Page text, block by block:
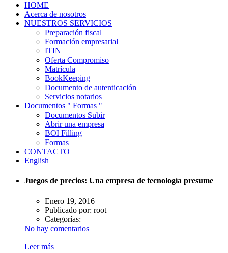
HOME
Acerca de nosotros
NUESTROS SERVICIOS
Preparación fiscal
Formación empresarial
ITIN
Oferta Compromiso
Matrícula
BookKeeping
Documento de autenticación
Servicios notarios
Documentos " Formas "
Documentos Subir
Abrir una empresa
BOI Filling
Formas
CONTACTO
English
Juegos de precios: Una empresa de tecnología presume
Enero 19, 2016
Publicado por: root
Categorías:
No hay comentarios
Leer más